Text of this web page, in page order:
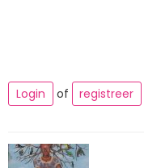
Login
of registreer